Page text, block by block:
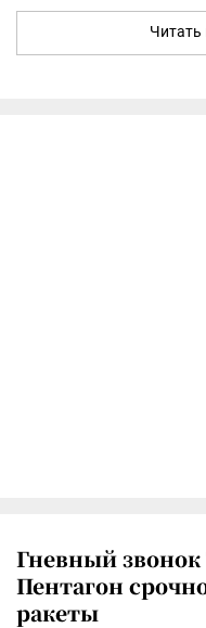
Гневный звонок
Пентагон
ракеты